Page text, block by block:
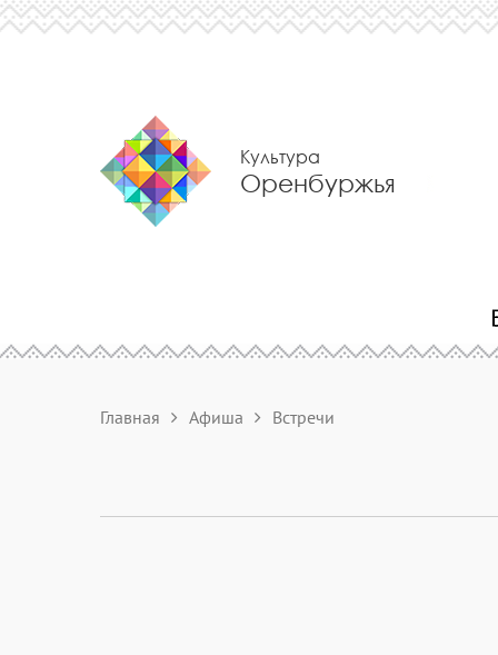
Культура
Оренбуржья
Главная Афиша Встречи